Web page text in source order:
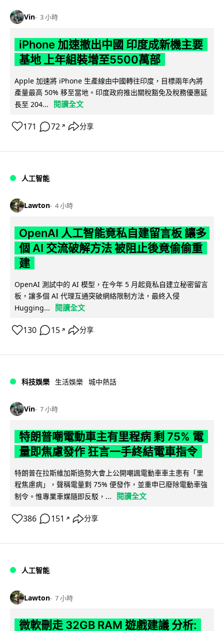
Vin 3 小時
iPhone 加速撤出中國 印度成新機主要
基地 上年組裝增至5500萬部
Apple 加速將 iPhone 生產線由中國轉往印度，目標兩年內將
產量最高 50% 移至當地。印度政府推出關稅豁免及稅務優惠延
長至 204...
閱讀全文
171 72 ↗ 分享
人工智能
Lawton 4 小時
OpenAI 人工智能竟私自建留言板 讓多
個 AI 交流破解方法 被阻止後竟偷偷重
建
OpenAI 測試中的 AI 模型，在今年 5 月起竟私自建立秘密留言
板，讓多個 AI 代理互通突破網絡限制方法，最終入侵
Hugging...
閱讀全文
130 15 ↗ 分享
科技娛樂 生活娛樂 城中熱話
Vin 7 小時
特朗普嘲電動車主有里程病 剩 75% 電
量即焦慮發作 狂言一手終結電車指令
特朗普在拉斯維加斯造勢大會上公開嘲諷電動車車主患有「里
程焦慮病」，聲稱電量剩 75% 便發作，並重申已廢除電動車強
制令。惟專業車媒隨即反駁，...
閱讀全文
386 151 ↗ 分享
人工智能
Lawton 7 小時
微軟刪走 32GB RAM 遊戲建議 分析: